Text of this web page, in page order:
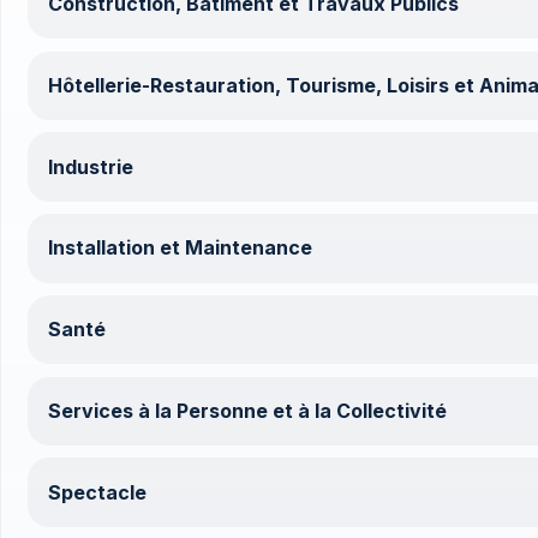
Hôtellerie-Restauration, Tourisme, Loisirs et
Industrie
Installation et Maintenance
Santé
Services à la Personne et à la Collectivité
Spectacle